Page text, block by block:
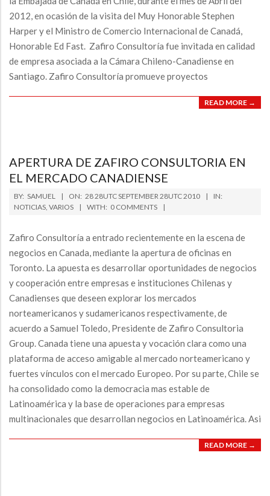
O
N
M
N
2012, en ocasión de la visita del Muy Honorable Stephen
Harper y el Ministro de Comercio Internacional de Canadá,
Honorable Ed Fast. Zafiro Consultoría fue invitada en calidad
de empresa asociada a la Cámara Chileno-Canadiense en
Santiago. Zafiro Consultoría promueve proyectos
READ MORE →
APERTURA DE ZAFIRO CONSULTORIA EN
EL MERCADO CANADIENSE
2010-
09-
BY: SAMUEL ON: 28 28UTC SEPTEMBER 28UTC 2010
IN:
NOTICIAS, VARIOS WITH: 0 COMMENTS
Zafiro Consultoría a entrado recientemente en la escena de
negocios en Canada, mediante la apertura de oficinas en
Toronto. La apuesta es desarrollar oportunidades de negocios
y cooperación entre empresas e instituciones Chilenas y
Canadienses que deseen explorar los mercados
norteamericanos y sudamericanos respectivamente, de
acuerdo a Samuel Toledo, Presidente de Zafiro Consultoria
Group. Canada tiene una apuesta y vocación clara como una
plataforma de acceso amigable al mercado norteamericano y
fuertes vínculos con el mercado Europeo. Por su parte, Chile se
ha consolidado como la democracia mas estable de
Latinoamérica y la base de operaciones para empresas
multinacionales que desarrollan negocios en Latinoamérica. Asi
READ MORE →